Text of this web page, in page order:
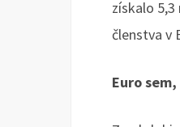
získalo
členstva v
Euro